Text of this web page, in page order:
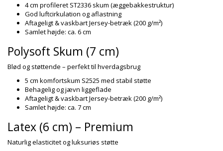
4 cm profileret ST2336 skum (æggebakkestruktur)
God luftcirkulation og aflastning
Aftageligt & vaskbart Jersey-betræk (200 g/m²)
Samlet højde: ca. 6 cm
Polysoft Skum (7 cm)
Blød og støttende – perfekt til hverdagsbrug
5 cm komfortskum S2525 med stabil støtte
Behagelig og jævn liggeflade
Aftageligt & vaskbart Jersey-betræk (200 g/m²)
Samlet højde: ca. 7 cm
Latex (6 cm) – Premium
Naturlig elasticitet og luksuriøs støtte